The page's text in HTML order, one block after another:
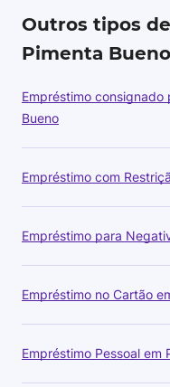
Outros tipos
Pimenta Bueno
Empréstimo consignado
Bueno
Empréstimo com
Empréstimo para
Empréstimo no Cartão
Empréstimo Pessoal em